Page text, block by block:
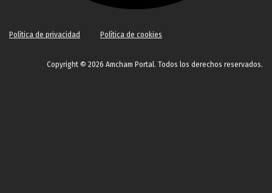
Política de privacidad Política de cookies
Copyright © 2026 Amcham Portal. Todos los derechos reservados.